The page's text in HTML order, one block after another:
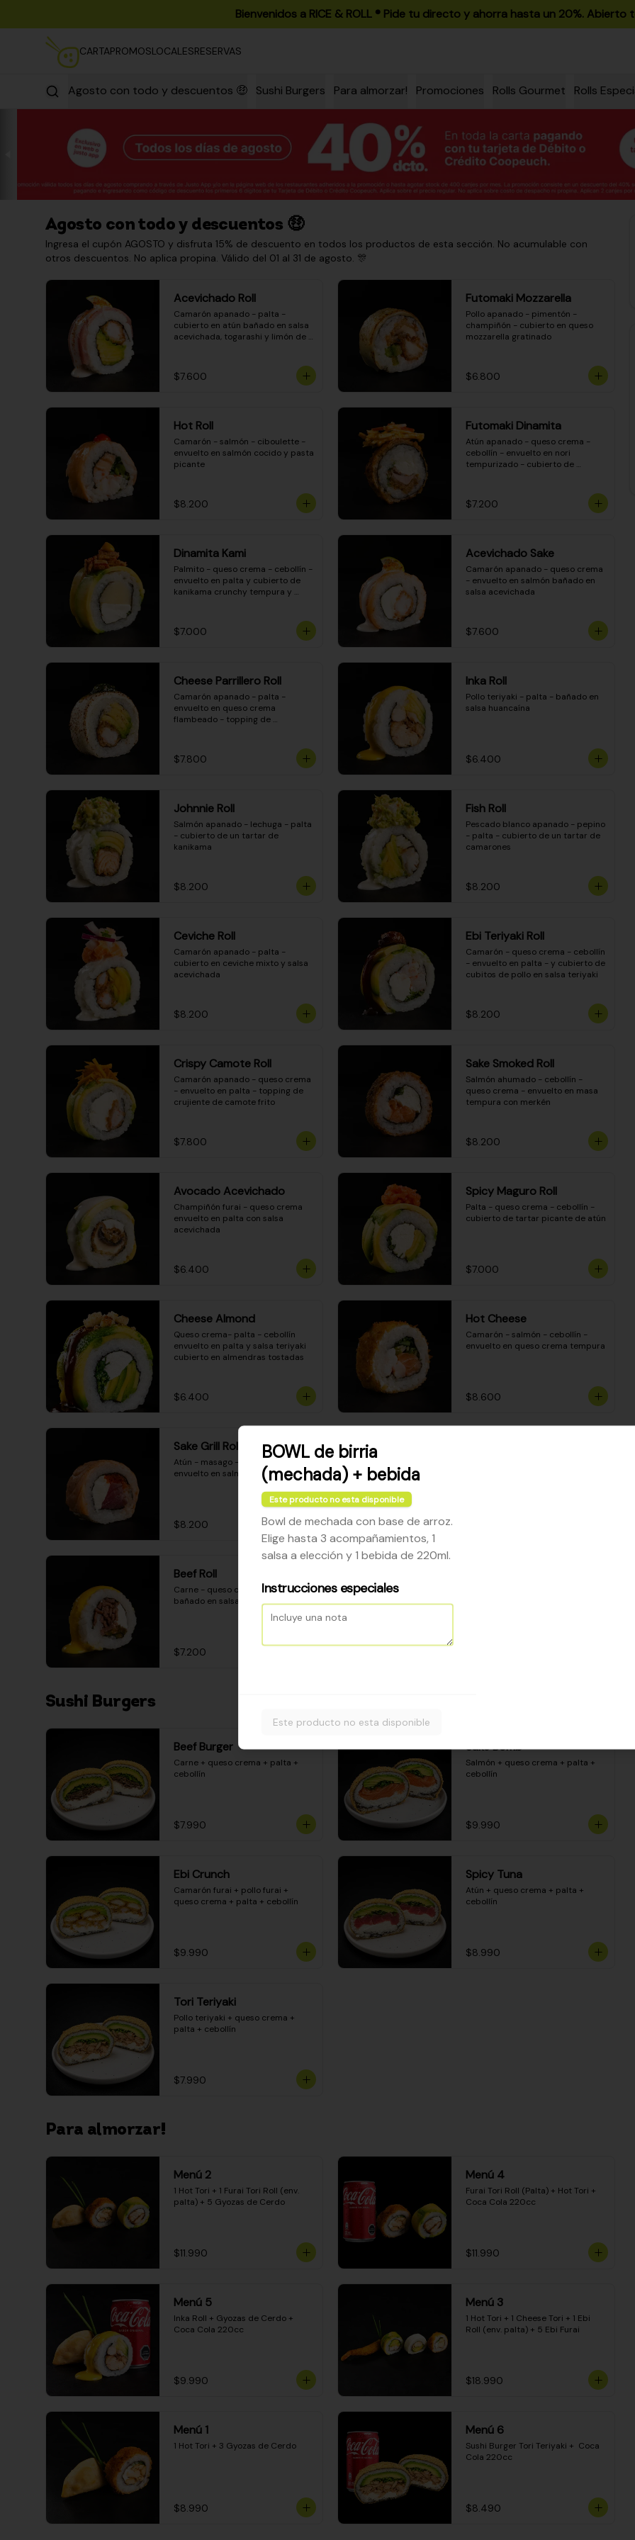
Bienvenidos a RICE & ROLL ®️ Pide tu directo y ahorra hasta un 20%. Abierto
CARTAPROMOSLOCALESRESERVAS
Agosto con todo y descuentos 🤑 Sushi Burgers Para almorzar! Promociones Rolls Gourmet Rolls
Agosto con todo y descuentos 🤑
Ingresa el cupón AGOSTO y disfruta 15% de descuento en todos los productos de esta sección. No acumulable con
otros descuentos. No aplica propina. Válido del 01 al 31 de agosto. 🎊
Acevichado Roll
Camarón apanado - palta -
cubierto en atún bañado en salsa
acevichada, togarashi y limón de
$7.600
Futomaki Mozzarella
Pollo apanado - pimentón -
champiñón - cubierto en queso
mozzarella gratinado
$6.800
Hot Roll
Camarón - salmón - ciboulette -
envuelto en salmón cocido y pasta
picante
$8.200
Futomaki Dinamita
Atún apanado - queso crema -
cebollín - envuelto en nori
tempurizado - cubierto de
$7.200
Dinamita Kami
Palmito - queso crema - cebollín -
envuelto en palta y cubierto de
kanikama crunchy tempura y
$7.000
Acevichado Sake
Camarón apanado - queso crema
- envuelto en salmón bañado en
salsa acevichada
$7.600
Cheese Parrillero Roll
Camarón apanado - palta -
envuelto en queso crema
flambeado - topping de
$7.800
Inka Roll
Pollo teriyaki - palta - bañado en
salsa huancaína
$6.400
Johnnie Roll
Salmón apanado - lechuga - palta
- cubierto de un tartar de
kanikama
$8.200
Fish Roll
Pescado blanco apanado - pepino
- palta - cubierto de un tartar de
camarones
$8.200
Ceviche Roll
Camarón apanado - palta -
cubierto en ceviche mixto y salsa
acevichada
$8.200
Ebi Teriyaki Roll
Camarón - queso crema - cebollín
- envuelto en palta - y cubierto de
cubitos de pollo en salsa teriyaki
$8.200
Crispy Camote Roll
Camarón apanado - queso crema
- envuelto en palta - topping de
crujiente de camote frito
$7.800
Sake Smoked Roll
Salmón ahumado - cebollín -
queso crema - envuelto en masa
tempura con merkén
$8.200
Avocado Acevichado
Champiñón furai - queso crema
envuelto en palta con salsa
acevichada
$6.400
Spicy Maguro Roll
Palta - queso crema - cebollín -
cubierto de tartar picante de atún
$7.000
Cheese Almond
Queso crema- palta - cebollín
envuelto en palta y salsa teriyaki
cubierto en almendras tostadas
$6.400
Hot Cheese
Camarón - salmón - cebollín -
envuelto en queso crema tempura
$8.600
Sake Grill Roll
Atún - masago - queso crema -
envuelto en salmón gratinado
$8.200
Beef Roll
Carne - queso crema - pimentón -
bañado en salsa huancaína
$7.200
Sushi Burgers
Beef Burger
Carne + queso crema + palta +
cebollín
$7.990
Sake Bomb
Salmón + queso crema + palta +
cebollín
$9.990
Ebi Crunch
Camarón furai + pollo furai +
queso crema + palta + cebollín
$9.990
Spicy Tuna
Atún + queso crema + palta +
cebollín
$8.990
Tori Teriyaki
Pollo teriyaki + queso crema +
palta + cebollín
$7.990
Para almorzar!
Menú 2
1 Hot Tori + 1 Furai Tori Roll (env.
palta) + 5 Gyozas de Cerdo
$11.990
Menú 4
Furai Tori Roll (Palta) + Hot Tori +
Coca Cola 220cc
$11.990
Menú 5
Inka Roll + Gyozas de Cerdo +
Coca Cola 220cc
$9.990
Menú 3
1 Hot Tori + 1 Cheese Tori + 1 Ebi
Roll (env. palta) + 5 Ebi Furai
$18.990
Menú 1
1 Hot Tori + 3 Gyozas de Cerdo
$8.990
Menú 6
Sushi Burger Tori Teriyaki +  Coca
Cola 220cc
$8.490
BOWL de birria
(mechada) + bebida
Este producto no esta disponible
Bowl de mechada con base de arroz.
Elige hasta 3 acompañamientos, 1
salsa a elección y 1 bebida de 220ml.
Instrucciones especiales
Este producto no esta disponible